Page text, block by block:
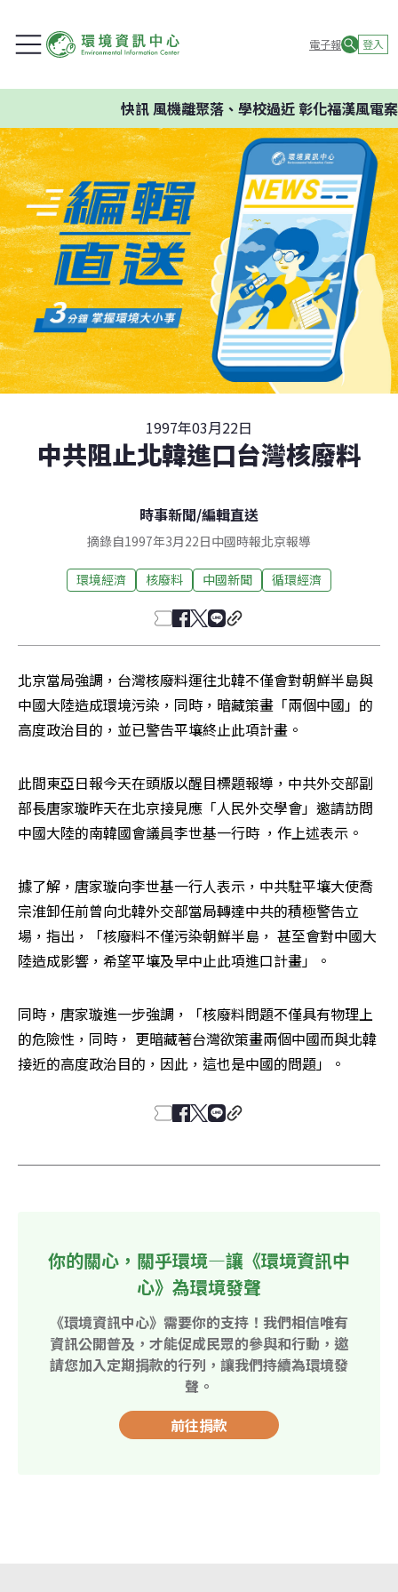
電子報 登入
快訊風機離聚落、學校過近 彰化福漢風電案
1997年03月22日
中共阻止北韓進口台灣核廢料
時事新聞/編輯直送
摘錄自1997年3月22日中國時報北京報導
環境經濟 核廢料 中國新聞 循環經濟
北京當局強調，台灣核廢料運往北韓不僅會對朝鮮半島與
中國大陸造成環境污染，同時，暗藏策畫「兩個中國」的
高度政治目的，並已警告平壤終止此項計畫。
此間東亞日報今天在頭版以醒目標題報導，中共外交部副
部長唐家璇昨天在北京接見應「人民外交學會」邀請訪問
中國大陸的南韓國會議員李世基一行時 ，作上述表示。
據了解，唐家璇向李世基一行人表示，中共駐平壤大使喬
宗淮卸任前曾向北韓外交部當局轉達中共的積極警告立
場，指出，「核廢料不僅污染朝鮮半島， 甚至會對中國大
陸造成影響，希望平壤及早中止此項進口計畫」。
同時，唐家璇進一步強調，「核廢料問題不僅具有物理上
的危險性，同時， 更暗藏著台灣欲策畫兩個中國而與北韓
接近的高度政治目的，因此，這也是中國的問題」。
你的關心，關乎環境—讓《環境資訊中
心》為環境發聲
《環境資訊中心》需要你的支持！我們相信唯有
資訊公開普及，才能促成民眾的參與和行動，邀
請您加入定期捐款的行列，讓我們持續為環境發
聲。
前往捐款